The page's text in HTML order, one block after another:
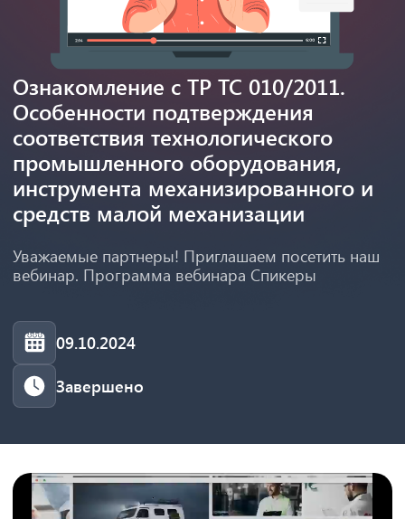
Ознакомление с ТР ТС 010/2011.
Особенности подтверждения
соответствия технологического
промышленного оборудования,
инструмента механизированного и
средств малой механизации
Уважаемые партнеры! Приглашаем посетить наш
вебинар. Программа вебинара Спикеры
09.10.2024
Завершено